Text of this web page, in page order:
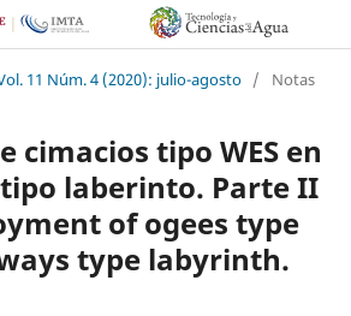
11 Núm. 4 (2020): julio-agosto / Notas
cimacios tipo WES en
laberinto. Parte II
of ogees type
type labyrinth.